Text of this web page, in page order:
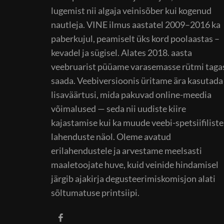
lugemist nii algaja veinisõber kui kogenud
nautleja. VINE ilmus aastatel 2009–2016 ka
paberkujul, peamiselt üks kord poolaastas –
kevadel ja sügisel. Alates 2018. aasta
veebruarist püüame varasemasse rütmi
saada. Veebiversioonis üritame ära kasutada
lisaväärtusi, mida pakuvad online-meedia
võimalused — seda nii uudiste kiire
kajastamise kui ka muude veebi-spetsiifiliste
lahenduste näol. Oleme avatud
erilahendustele ja arvestame meelsasti
maaletoojate huve, kuid veinide hindamisel
järgib ajakirja degusteerimiskomisjon alati
sõltumatuse printsiipi.